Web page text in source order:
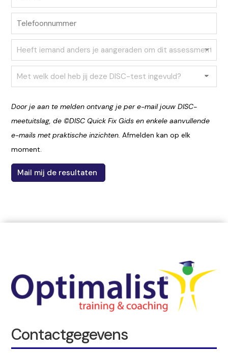
Door je aan te melden ontvang je per e-mail jouw DISC-
meetuitslag, de ©DISC Quick Fix Gids en enkele aanvullende
e-mails met praktische inzichten. Afmelden kan op elk
moment.
Contactgegevens